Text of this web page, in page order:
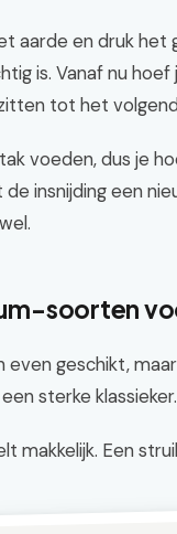
aarde en druk
is. Vanaf nu
tot het
voeden, dus je
insnijding een
soorten
even geschikt,
sterke klassieker.
makkelijk. Een